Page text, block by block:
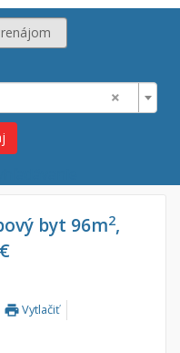
×
byt 96m2,
printVytlačiť